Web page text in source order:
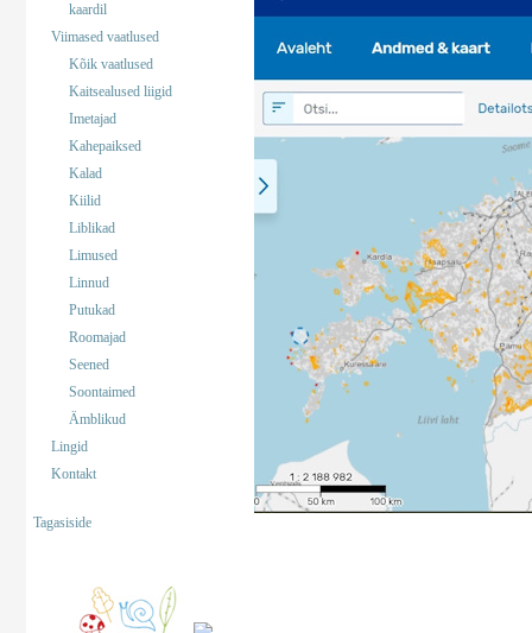
kaardil
Viimased vaatlused
Kõik vaatlused
Kaitsealused liigid
Imetajad
Kahepaiksed
Kalad
Kiilid
Liblikad
Limused
Linnud
Putukad
Roomajad
Seened
Soontaimed
Ämblikud
Lingid
Kontakt
Tagasiside